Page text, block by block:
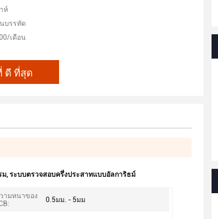
ห์
บรรทัด
เดือน
ดี ที่สุด
ม,ระบบตรวจสอบครึ่งประสาทแบบอัลการิธม์
ามหนาของ
0.5มม. - 5มม